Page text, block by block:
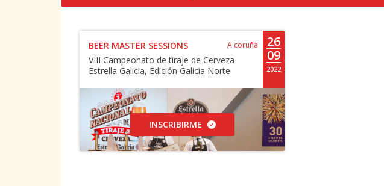
26
09
2022
BEER MASTER SESSIONS A coruña
VIII Campeonato de tiraje de Cerveza
Estrella Galicia, Edición Galicia Norte
INSCRIBIRME